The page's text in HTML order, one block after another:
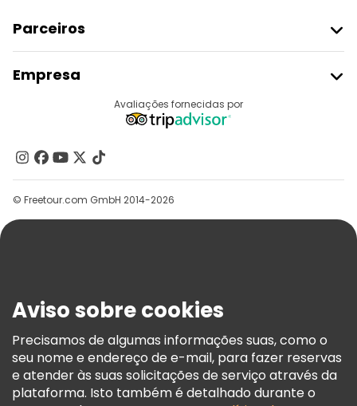
Parceiros
Registo Do Fornecedor
Programa De Afiliados
Empresa
Contacte-Nos
Grupos
Ajuda
Termos E Informações Legais
Política De Cookies
Freetour Prémios
Programa De Fidelidade
Avaliações fornecidas por
© Freetour.com GmbH 2014-2026
Aviso sobre cookies
Precisamos de algumas informações suas, como o
seu nome e endereço de e-mail, para fazer reservas
e atender às suas solicitações de serviço através da
plataforma. Isto também é detalhado durante o